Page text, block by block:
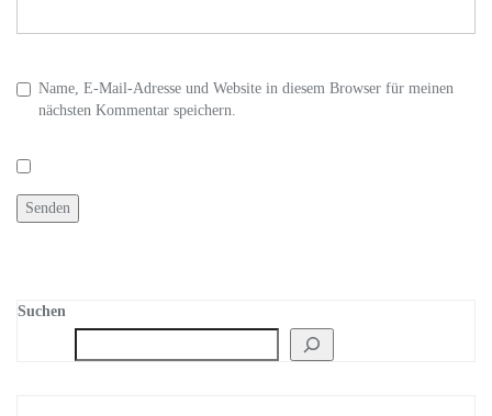
Name, E-Mail-Adresse und Website in diesem Browser für meinen
nächsten Kommentar speichern.
Suchen